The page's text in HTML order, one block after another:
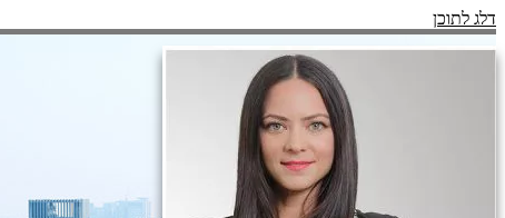
דלג לתוכן